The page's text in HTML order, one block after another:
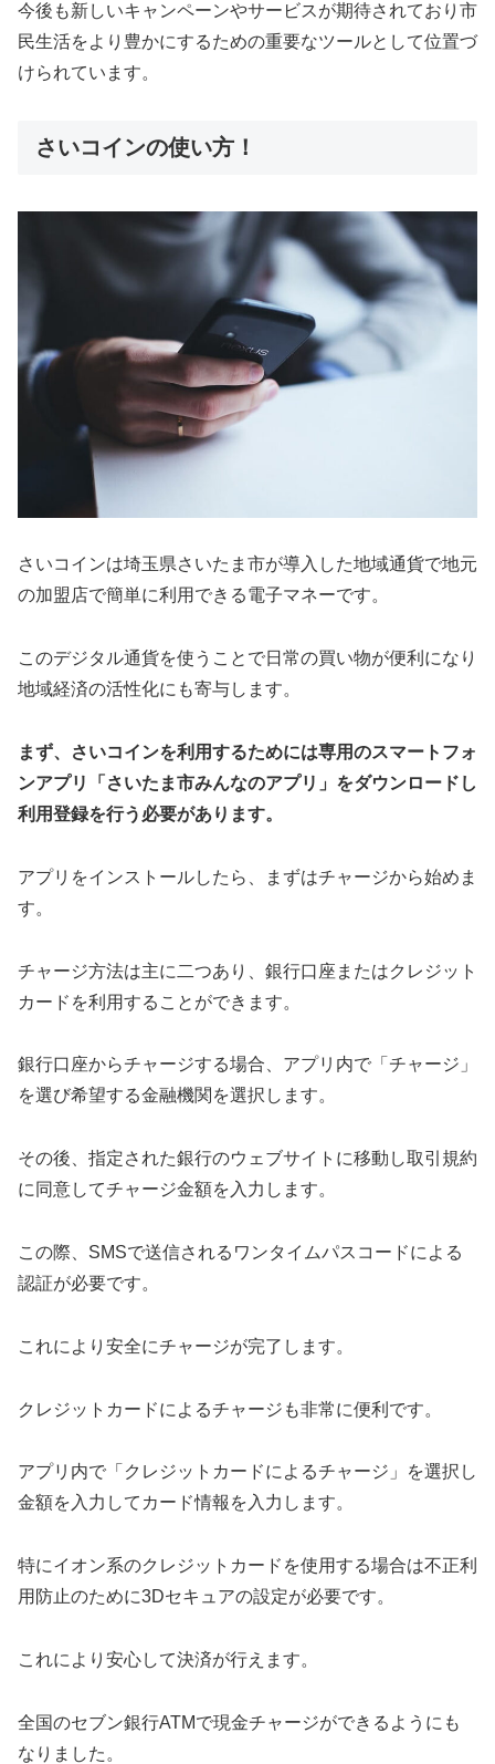
今後も新しいキャンペーンやサービスが期待されており市
民生活をより豊かにするための重要なツールとして位置づ
けられています。
さいコインの使い方！
さいコインは埼玉県さいたま市が導入した地域通貨で地元
の加盟店で簡単に利用できる電子マネーです。
このデジタル通貨を使うことで日常の買い物が便利になり
地域経済の活性化にも寄与します。
まず、さいコインを利用するためには専用のスマートフォ
ンアプリ「さいたま市みんなのアプリ」をダウンロードし
利用登録を行う必要があります。
アプリをインストールしたら、まずはチャージから始めま
す。
チャージ方法は主に二つあり、銀行口座またはクレジット
カードを利用することができます。
銀行口座からチャージする場合、アプリ内で「チャージ」
を選び希望する金融機関を選択します。
その後、指定された銀行のウェブサイトに移動し取引規約
に同意してチャージ金額を入力します。
この際、SMSで送信されるワンタイムパスコードによる
認証が必要です。
これにより安全にチャージが完了します。
クレジットカードによるチャージも非常に便利です。
アプリ内で「クレジットカードによるチャージ」を選択し
金額を入力してカード情報を入力します。
特にイオン系のクレジットカードを使用する場合は不正利
用防止のために3Dセキュアの設定が必要です。
これにより安心して決済が行えます。
全国のセブン銀行ATMで現金チャージができるようにも
なりました。